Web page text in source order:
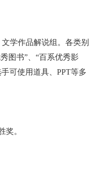
学作品解说组。各类别
图书”、“百系优秀影
可使用道具、PPT等多
奖。